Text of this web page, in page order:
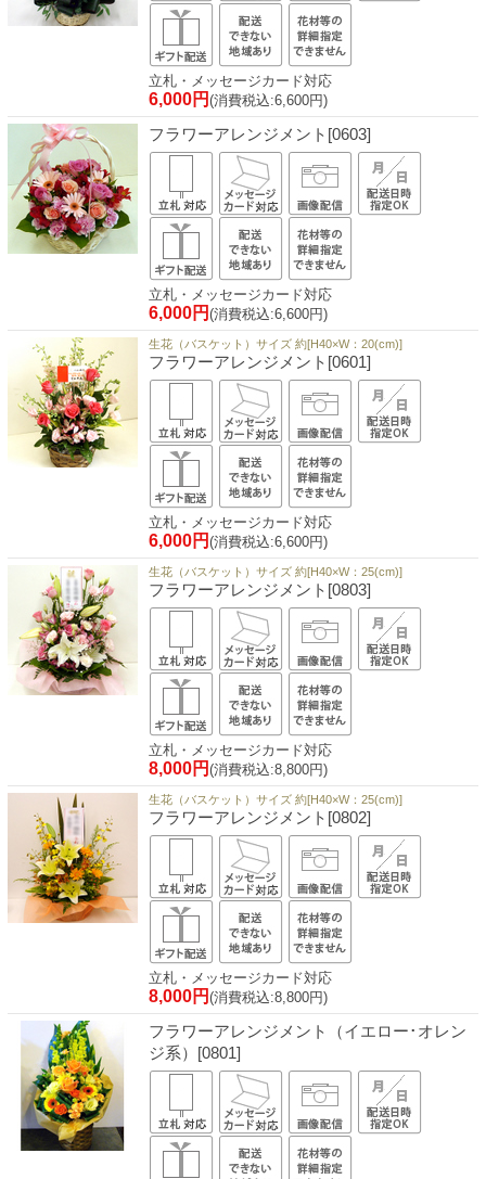
立札・メッセージカード対応
6,000円 (消費税込:6,600円)
フラワーアレンジメント[0603]
立札・メッセージカード対応
6,000円 (消費税込:6,600円)
生花（バスケット）サイズ 約[H40×W：20(cm)]
フラワーアレンジメント[0601]
立札・メッセージカード対応
6,000円 (消費税込:6,600円)
生花（バスケット）サイズ 約[H40×W：25(cm)]
フラワーアレンジメント[0803]
立札・メッセージカード対応
8,000円 (消費税込:8,800円)
生花（バスケット）サイズ 約[H40×W：25(cm)]
フラワーアレンジメント[0802]
立札・メッセージカード対応
8,000円 (消費税込:8,800円)
フラワーアレンジメント（イエロー･オレン
ジ系）[0801]